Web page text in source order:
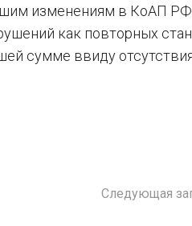
изменениям в КоАП РФ
как повторных
сумме ввиду
Следующая